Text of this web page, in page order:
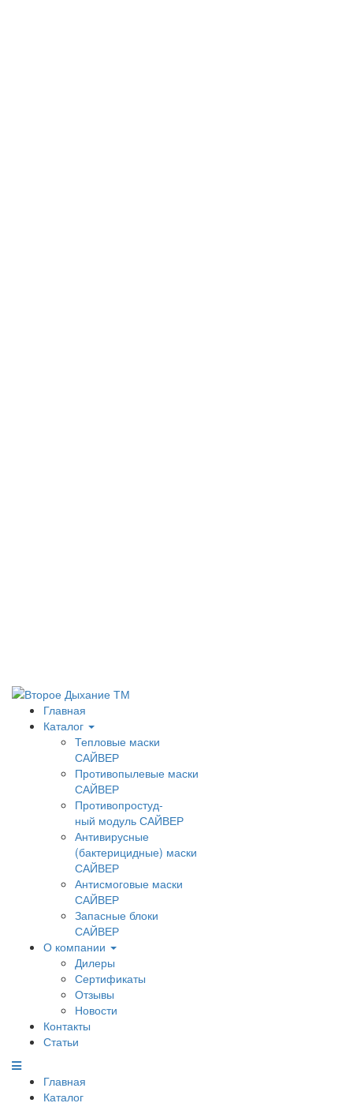
Главная
Каталог
Тепловые маски
САЙВЕР
Противопылевые маски
САЙВЕР
Противопростуд-
ный модуль САЙВЕР
Антивирусные
(бактерицидные) маски
САЙВЕР
Антисмоговые маски
САЙВЕР
Запасные блоки
САЙВЕР
О компании
Дилеры
Сертификаты
Отзывы
Новости
Контакты
Статьи
Главная
Каталог